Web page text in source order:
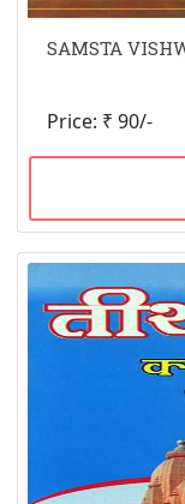
SAMSTA
Price: ₹ 90/-